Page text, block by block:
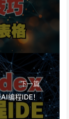
下一篇
编程IDE！